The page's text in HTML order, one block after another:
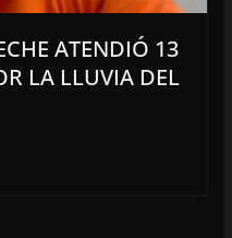
ATENDIÓ 13
LA LLUVIA DEL